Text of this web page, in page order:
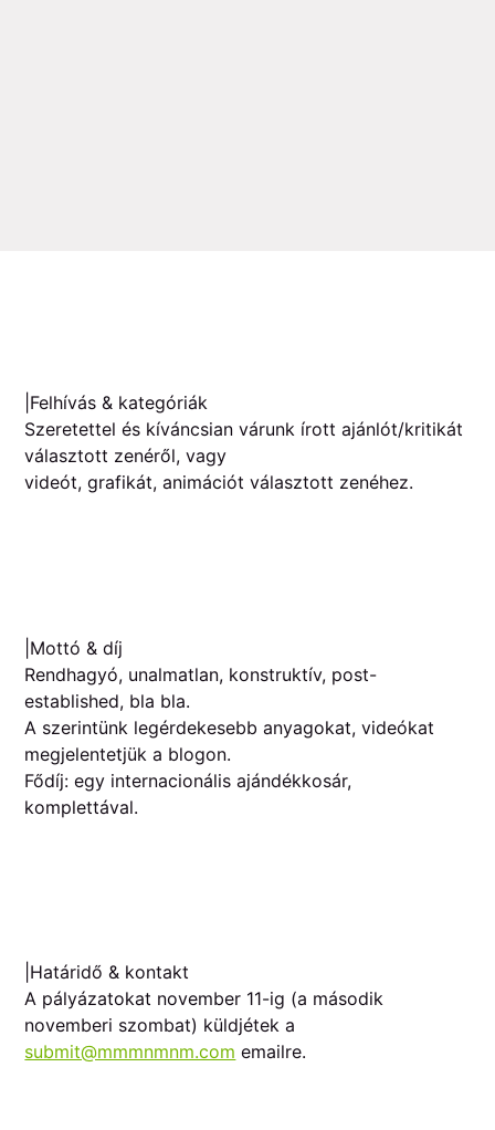
|Felhívás & kategóriák
Szeretettel és kíváncsian várunk írott ajánlót/kritikát
választott zenéről, vagy
videót, grafikát, animációt választott zenéhez.
|Mottó & díj
Rendhagyó, unalmatlan, konstruktív, post-
established, bla bla.
A szerintünk legérdekesebb anyagokat, videókat
megjelentetjük a blogon.
Fődíj: egy internacionális ajándékkosár,
komplettával.
|Határidő & kontakt
A pályázatokat november 11-ig (a második
novemberi szombat) küldjétek a
submit@mmmnmnm.com emailre.